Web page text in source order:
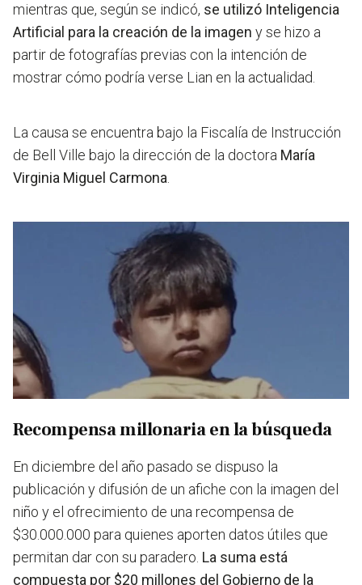
mientras que, según se indicó, se utilizó Inteligencia
Artificial para la creación de la imagen y se hizo a
partir de fotografías previas con la intención de
mostrar cómo podría verse Lian en la actualidad.
La causa se encuentra bajo la Fiscalía de Instrucción
de Bell Ville bajo la dirección de la doctora María
Virginia Miguel Carmona
Recompensa millonaria en la búsqueda
En diciembre del año pasado se dispuso la
publicación y difusión de un afiche con la imagen del
niño y el ofrecimiento de una recompensa de
$30.000.000 para quienes aporten datos útiles que
permitan dar con su paradero. La suma está
compuesta por $20 millones del Gobierno de la